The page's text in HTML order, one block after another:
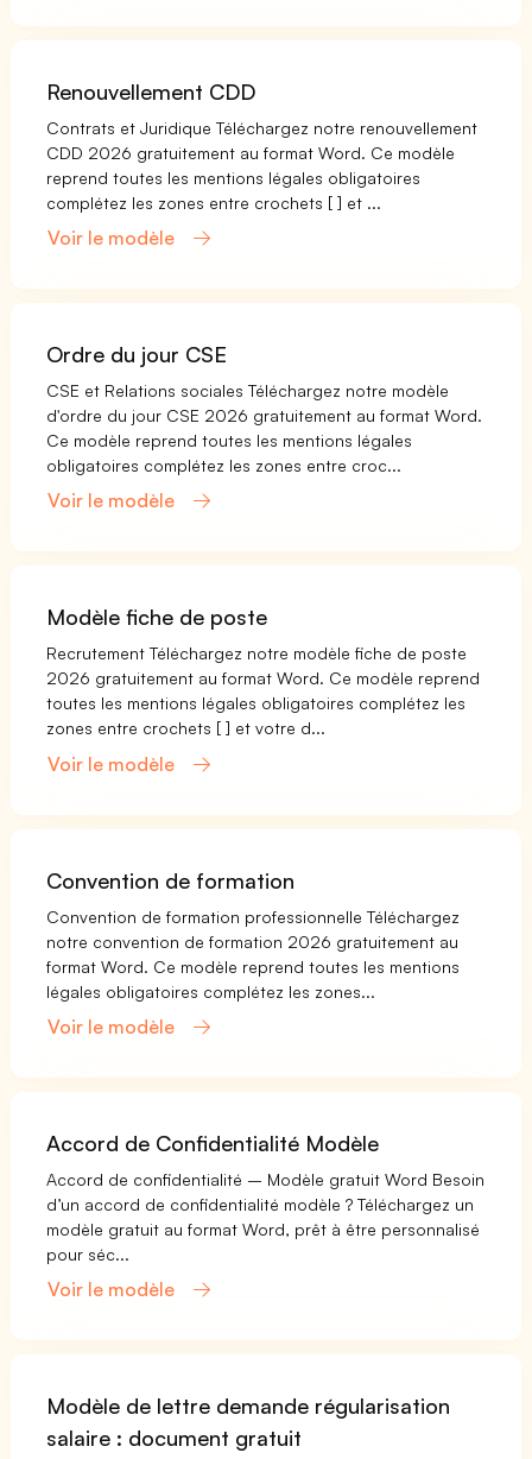
Renouvellement CDD
Contrats et Juridique Téléchargez notre renouvellement
CDD 2026 gratuitement au format Word. Ce modèle
reprend toutes les mentions légales obligatoires
complétez les zones entre crochets [ ] et ...
Voir le modèle
Ordre du jour CSE
CSE et Relations sociales Téléchargez notre modèle
d'ordre du jour CSE 2026 gratuitement au format Word.
Ce modèle reprend toutes les mentions légales
obligatoires complétez les zones entre croc...
Voir le modèle
Modèle fiche de poste
Recrutement Téléchargez notre modèle fiche de poste
2026 gratuitement au format Word. Ce modèle reprend
toutes les mentions légales obligatoires complétez les
zones entre crochets [ ] et votre d...
Voir le modèle
Convention de formation
Convention de formation professionnelle Téléchargez
notre convention de formation 2026 gratuitement au
format Word. Ce modèle reprend toutes les mentions
légales obligatoires complétez les zones...
Voir le modèle
Accord de Confidentialité Modèle
Accord de confidentialité – Modèle gratuit Word Besoin
d’un accord de confidentialité modèle ? Téléchargez un
modèle gratuit au format Word, prêt à être personnalisé
pour séc...
Voir le modèle
Modèle de lettre demande régularisation
salaire : document gratuit